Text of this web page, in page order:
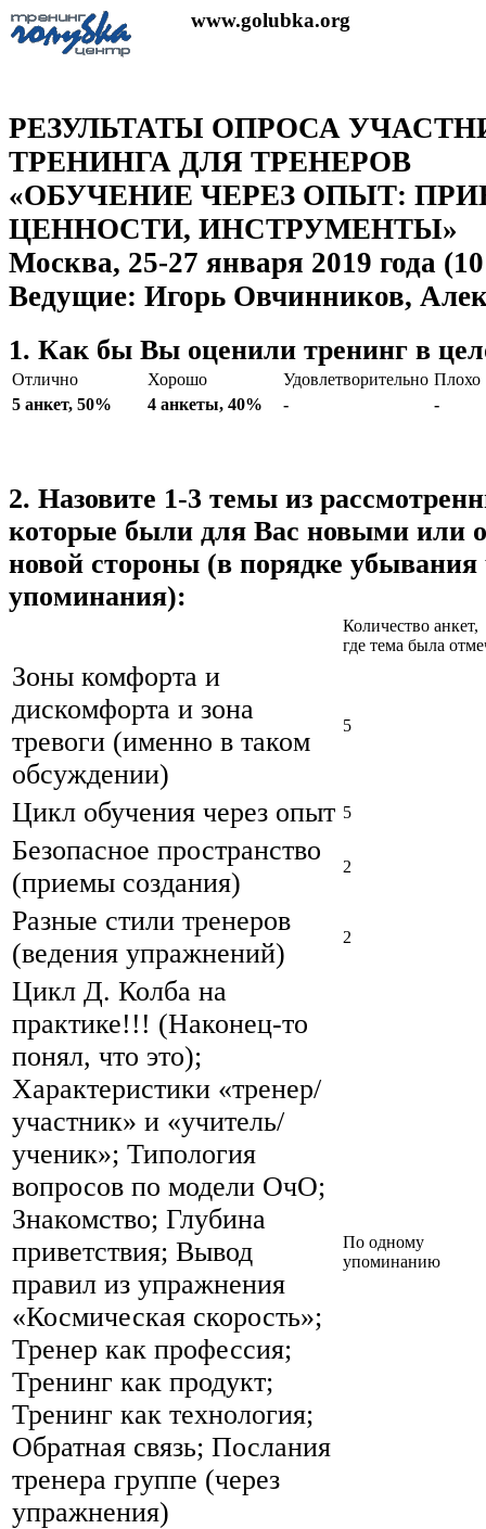
www.golubka.org
РЕЗУЛЬТАТЫ ОПРОСА
ТРЕНИНГА ДЛЯ ТРЕНЕРОВ
«ОБУЧЕНИЕ ЧЕРЕЗ ОПЫТ:
ЦЕННОСТИ, ИНСТРУМЕНТЫ»
Москва, 25-27 января 2019 года
Ведущие: Игорь Овчинников,
1. Как бы Вы оценили тренинг в
Отлично Хорошо Удовлетворительно Плохо
5 анкет, 50%
4 анкеты, 40% - -
2. Назовите 1-3 темы из
которые были для Вас новыми или
новой стороны (в порядке убывания
упоминания):
Количество анкет,
где тема была
Зоны комфорта и
дискомфорта и зона
тревоги (именно в таком
обсуждении)
5
Цикл обучения через опыт 5
Безопасное пространство
(приемы создания)
2
Разные стили тренеров
(ведения упражнений)
2
Цикл Д. Колба на
практике!!! (Наконец-то
понял, что это);
Характеристики «тренер/
участник» и «учитель/
ученик»; Типология
вопросов по модели ОчО;
Знакомство; Глубина
приветствия; Вывод
правил из упражнения
«Космическая скорость»;
Тренер как профессия;
Тренинг как продукт;
Тренинг как технология;
Обратная связь; Послания
тренера группе (через
упражнения)
По одному
упоминанию